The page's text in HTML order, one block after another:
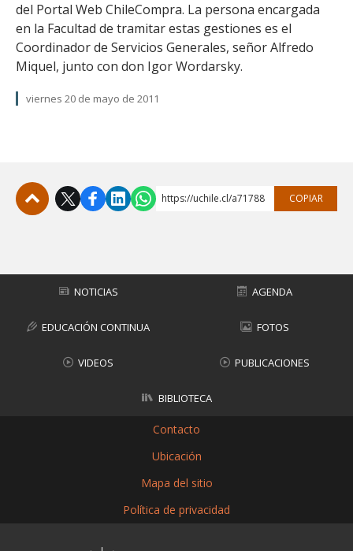
del Portal Web ChileCompra. La persona encargada
en la Facultad de tramitar estas gestiones es el
Coordinador de Servicios Generales, señor Alfredo
Miquel, junto con don Igor Wordarsky.
viernes 20 de mayo de 2011
https://uchile.cl/a71788 COPIAR
NOTICIAS AGENDA
EDUCACIÓN CONTINUA FOTOS
VIDEOS PUBLICACIONES
BIBLIOTECA
Contacto
Ubicación
Mapa del sitio
Política de privacidad